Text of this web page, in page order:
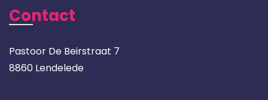
Contact
Pastoor De Beirstraat 7
8860 Lendelede